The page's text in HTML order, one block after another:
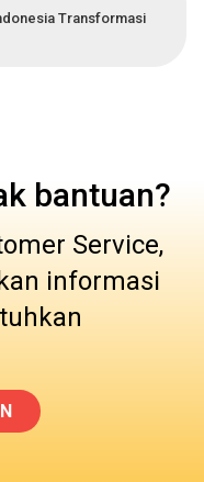
Transformasi
bantuan?
Service,
informasi